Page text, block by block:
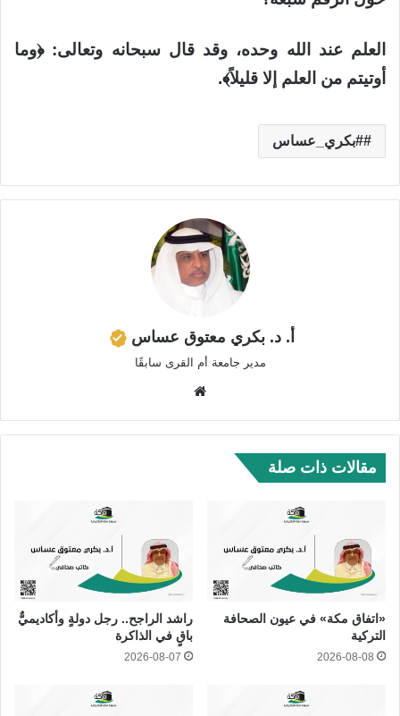
العلم عند الله وحده، وقد قال سبحانه وتعالى: ﴿وما
أوتيتم من العلم إلا قليلاً﴾.
#بكري_عساس
أ. د. بكري معتوق عساس
مدير جامعة أم القرى سابقًا
الوي
مقالات ذات صلة
«اتفاق مكة» في عيون الصحافة
التركية
2026-08-08
راشد الراجح.. رجل دولةٍ وأكاديميٌّ
باقٍ في الذاكرة
2026-08-07